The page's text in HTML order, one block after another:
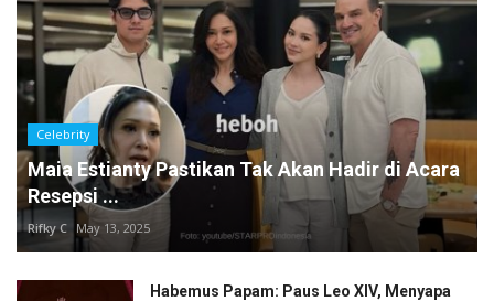
Celebrity
Maia Estianty Pastikan Tak Akan Hadir di Acara
Resepsi ...
Rifky C May 13, 2025
Habemus Papam: Paus Leo XIV, Menyapa